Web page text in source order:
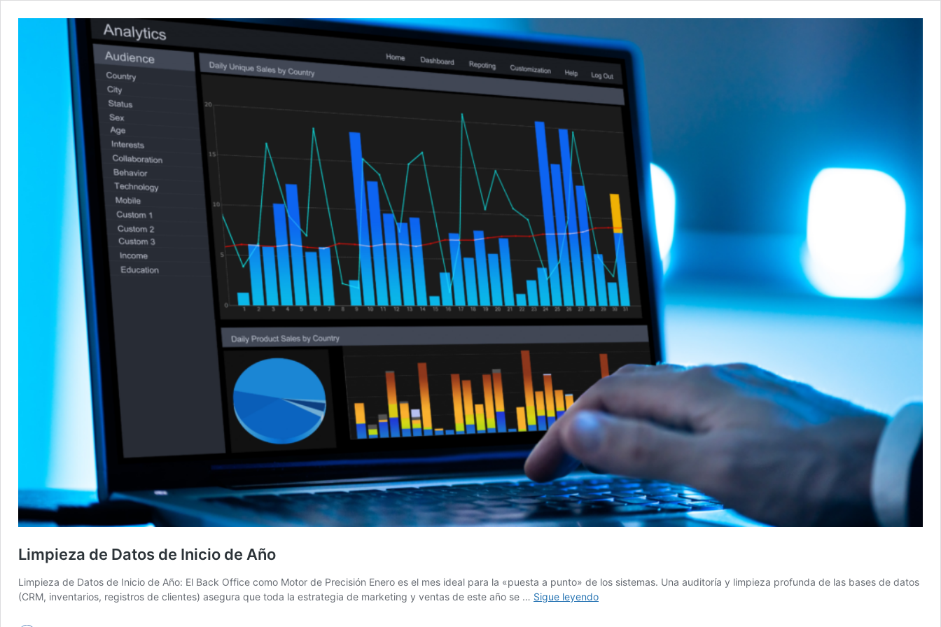
Limpieza de Datos de Inicio de Año
Limpieza de Datos de Inicio de Año: El Back Office como Motor de Precisión Enero es el mes ideal para la «puesta a punto» de los sistemas. Una auditoría y limpieza profunda de las bases de datos
(CRM, inventarios, registros de clientes) asegura que toda la estrategia de marketing y ventas de este año se … Sigue leyendoLimpieza